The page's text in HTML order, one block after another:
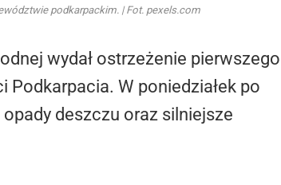
podkarpackim. | Fot. pexels.com
wydał ostrzeżenie pierwszego
W poniedziałek po
deszczu oraz silniejsze